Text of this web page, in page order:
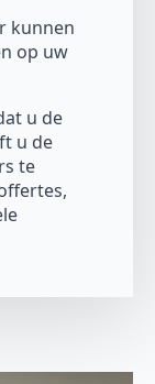
kunnen
op uw
u de
u de
te